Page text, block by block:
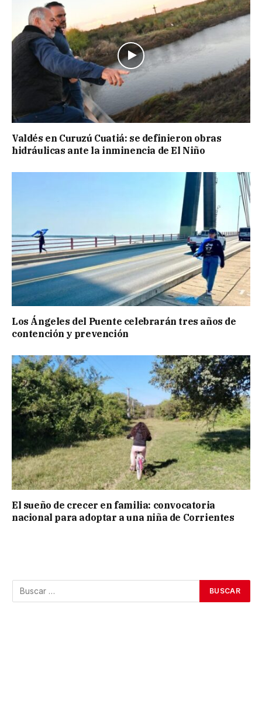
Valdés en Curuzú Cuatiá: se definieron obras
hidráulicas ante la inminencia de El Niño
Los Ángeles del Puente celebrarán tres años de
contención y prevención
El sueño de crecer en familia: convocatoria
nacional para adoptar a una niña de Corrientes